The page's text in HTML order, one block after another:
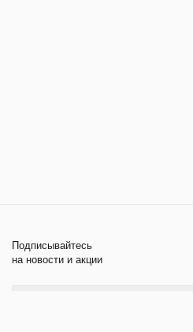
Подписывайтесь
на новости и акции